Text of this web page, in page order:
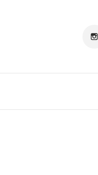
Evenemang